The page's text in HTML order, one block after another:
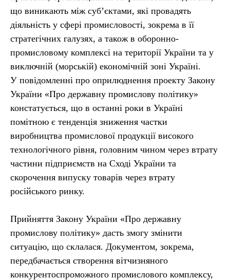
що виникають між суб’єктами, які провадять
діяльність у сфері промисловості, зокрема в її
стратегічних галузях, а також в оборонно-
промисловому комплексі на території України та у
виключній (морській) економічній зоні Україні.
У повідомленні про оприлюднення проекту Закону
України «Про державну промислову політику»
констатується, що в останні роки в Україні
помітною є тенденція зниження частки
виробництва промислової продукції високого
технологічного рівня, головним чином через втрату
частини підприємств на Сході України та
скорочення випуску товарів через втрату
російського ринку.
Прийняття Закону України «Про державну
промислову політику» дасть змогу змінити
ситуацію, що склалася. Документом, зокрема,
передбачається створення вітчизняного
конкурентоспроможного промислового комплексу,